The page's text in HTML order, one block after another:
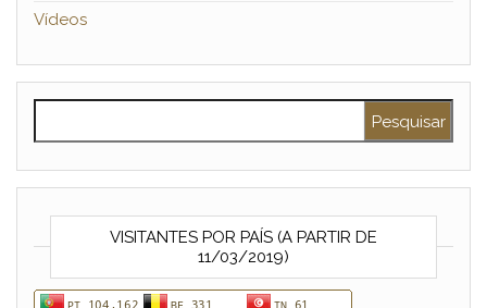
Vídeos
VISITANTES POR PAÍS (A PARTIR DE
11/03/2019)